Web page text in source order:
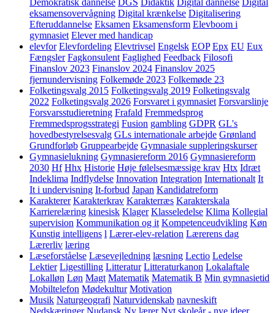
Demokratisk dannelse DGS Didaktik Digital dannelse Digital
eksamensovervågning Digital krænkelse Digitalisering
Efteruddannelse Eksamen Eksamensform Elevboom i
gymnasiet Elever med handicap
elevfor Elevfordeling Elevtrivsel Engelsk EOP Epx EU Eux
Fængsler Fagkonsulent Faglighed Feedback Filosofi
Finanslov 2023 Finanslov 2024 Finanslov 2025
fjernundervisning Folkemøde 2023 Folkemøde 23
Folketingsvalg 2015 Folketingsvalg 2019 Folketingsvalg
2022 Folketingsvalg 2026 Forsvaret i gymnasiet Forsvarslinje
Forsvarsstudieretning Frafald Fremmedsprog
Fremmedsprogsstrategi Fusion gambling GDPR GL's
hovedbestyrelsesvalg GLs internationale arbejde Grønland
Grundforløb Gruppearbejde Gymnasiale suppleringskurser
Gymnasielukning Gymnasiereform 2016 Gymnasiereform
2030 Hf Hhx Historie Høje følelsesmæssige krav Htx Idræt
Indeklima Indflydelse Innovation Integration Internationalt It
It i undervisning It-forbud Japan Kandidatreform
Karakterer Karakterkrav Karakterræs Karakterskala
Karrierelæring kinesisk Klager Klasseledelse Klima Kollegial
supervision Kommunikation og it Kompetenceudvikling Køn
Kunstig intelligens l Lærer-elev-relation Lærerens dag
Lærerliv læring
Læseforståelse Læsevejledning læsning Lectio Ledelse
Lektier Ligestilling Litteratur Litteraturkanon Lokalaftale
Lokalløn Løn Magt Matematik Matematik B Min gymnasietid
Mobiltelefon Mødekultur Motivation
Musik Naturgeografi Naturvidenskab navneskift